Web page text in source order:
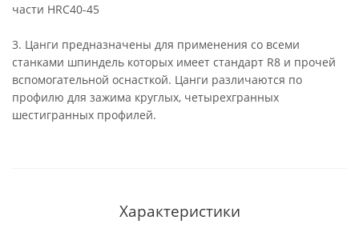
части HRC40-45
3. Цанги предназначены для применения со всеми
станками шпиндель которых имеет стандарт R8 и прочей
вспомогательной оснасткой. Цанги различаются по
профилю для зажима круглых, четырехгранных
шестигранных профилей.
Характеристики